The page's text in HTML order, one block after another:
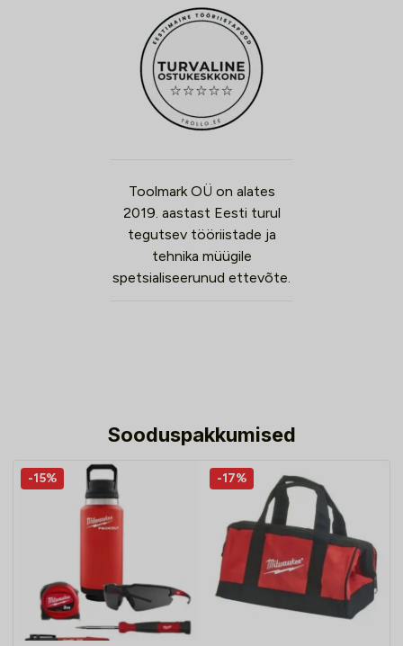
Toolmark OÜ on alates
2019. aastast Eesti turul
tegutsev tööriistade ja
tehnika müügile
spetsialiseerunud ettevõte.
Sooduspakkumised
-15% -17%